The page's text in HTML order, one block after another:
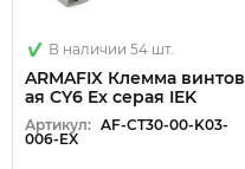
В наличии 54 шт.
ARMAFIX Клемма винтов
ая CY6 Ex серая IEK
Артикул: AF-CT30-00-K03-
006-EX